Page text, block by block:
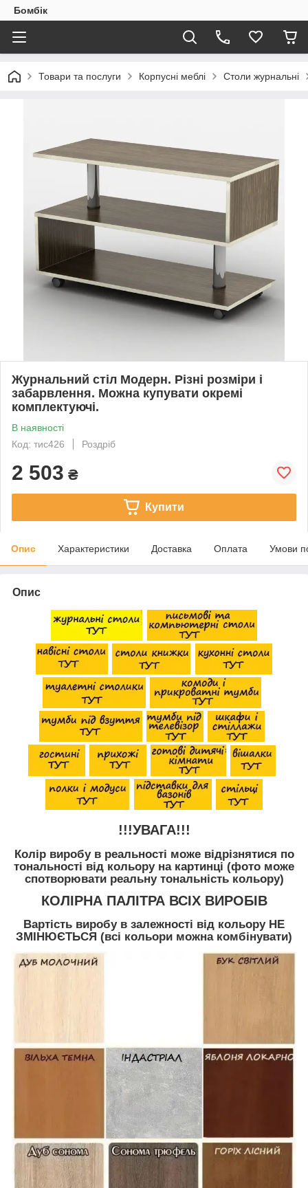
Бомбік
Товари та послуги Корпусні меблі Столи журнальні
Журнальний стіл Модерн. Різні розміри і
забарвлення. Можна купувати окремі
комплектуючі.
В наявності
Код: тис426
Роздріб
2 503 ₴
Купити
Опис Характеристики Доставка Оплата Умови
Опис
!!!УВАГА!!!
Колір виробу в реальності може відрізнятися по
тональності від кольору на картинці (фото може
спотворювати реальну тональність кольору)
КОЛІРНА ПАЛІТРА ВСІХ ВИРОБІВ
Вартість виробу в залежності від кольору НЕ
ЗМІНЮЄТЬСЯ (всі кольори можна комбінувати)